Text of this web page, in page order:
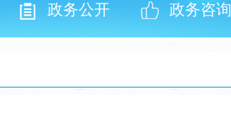
政务公开 政务咨询